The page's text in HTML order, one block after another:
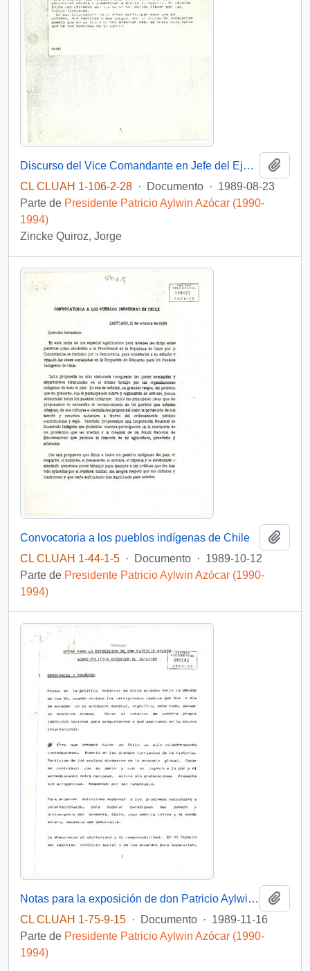
Discurso del Vice Comandante en Jefe del Ejército, Teniente General don Jorge Zincke Quiroz, en el 16° Aniversario de la asunción al mando de la Comandancia en Jefe del Ejército del Capitán General don Augusto Pinochet Ugarte]
CL CLUAH 1-106-2-28 · Documento · 1989-08-23
Parte de Presidente Patricio Aylwin Azócar (1990-
1994)
Zincke Quiroz, Jorge
Convocatoria a los pueblos indígenas de Chile
CL CLUAH 1-44-1-5 · Documento · 1989-10-12
Parte de Presidente Patricio Aylwin Azócar (1990-
1994)
Notas para la exposición de don Patricio Aylwin sobre política exterior
CL CLUAH 1-75-9-15 · Documento · 1989-11-16
Parte de Presidente Patricio Aylwin Azócar (1990-
1994)